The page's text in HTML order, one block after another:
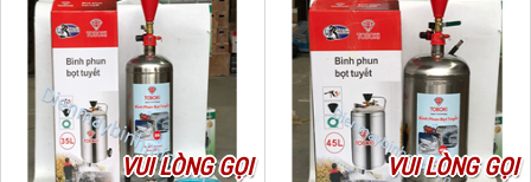
VUI LÒNG GỌI VUI LÒNG GỌI